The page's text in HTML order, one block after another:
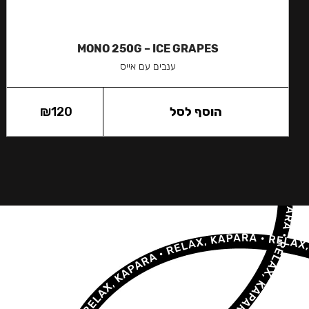
MONO 250G – ICE GRAPES
ענבים עם אייס
₪120 הוסף לסל